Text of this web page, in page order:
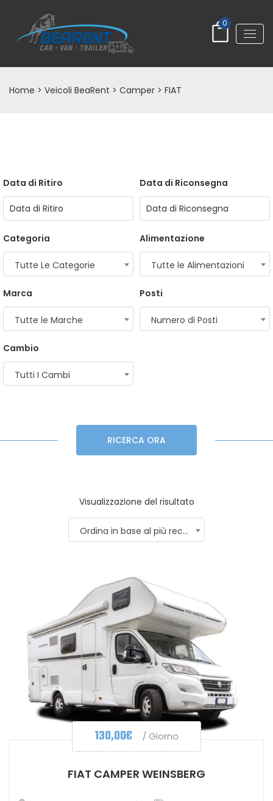
0
Home > Veicoli BeaRent > Camper > FIAT
Data di Ritiro Data di Riconsegna
Categoria
Tutte Le Categorie
Alimentazione
Tutte le Alimentazioni
Marca
Tutte le Marche
Posti
Numero di Posti
Cambio
Tutti I Cambi
RICERCA ORA
Visualizzazione del risultato
Ordina in base al più recente
130,00€ / Giorno
FIAT CAMPER WEINSBERG